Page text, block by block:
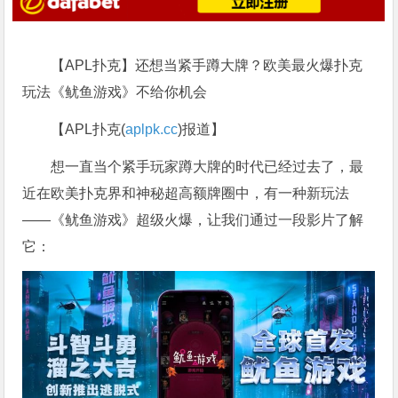
【APL扑克】还想当紧手蹲大牌？欧美最火爆扑克
玩法《鱿鱼游戏》不给你机会
【APL扑克(aplpk.cc)报道】
想一直当个紧手玩家蹲大牌的时代已经过去了，最
近在欧美扑克界和神秘超高额牌圈中，有一种新玩法
——《鱿鱼游戏》超级火爆，让我们通过一段影片了解
它：